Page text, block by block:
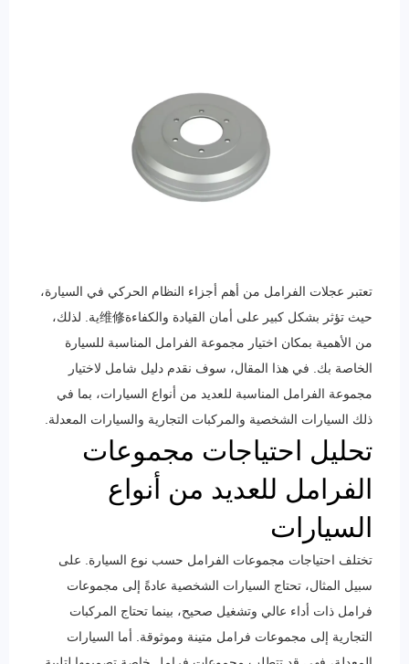
تعتبر عجلات الفرامل من أهم أجزاء النظام الحركي في السيارة،
حيث تؤثر بشكل كبير على أمان القيادة والكفاءة维修ية. لذلك،
من الأهمية بمكان اختيار مجموعة الفرامل المناسبة للسيارة
الخاصة بك. في هذا المقال، سوف نقدم دليل شامل لاختيار
مجموعة الفرامل المناسبة للعديد من أنواع السيارات، بما في
ذلك السيارات الشخصية والمركبات التجارية والسيارات المعدلة.
تحليل احتياجات مجموعات
الفرامل للعديد من أنواع
السيارات
تختلف احتياجات مجموعات الفرامل حسب نوع السيارة. على
سبيل المثال، تحتاج السيارات الشخصية عادةً إلى مجموعات
فرامل ذات أداء عالي وتشغيل صحيح، بينما تحتاج المركبات
التجارية إلى مجموعات فرامل متينة وموثوقة. أما السيارات